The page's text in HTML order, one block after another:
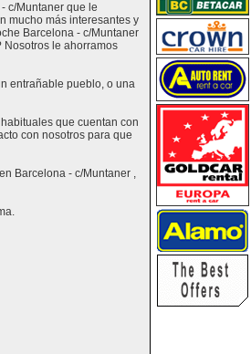
c/Muntaner que le
mucho más interesantes y
Barcelona - c/Muntaner
le ahorramos
entrañable pueblo, o una
que cuentan con
con nosotros para que
Barcelona - c/Muntaner ,